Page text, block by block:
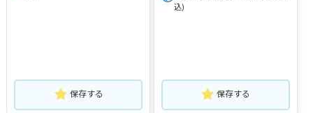
保存する
込)
保存する